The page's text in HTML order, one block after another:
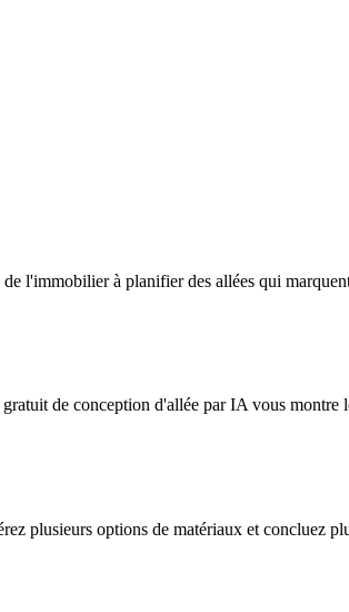
l'immobilier à planifier des allées qui
de conception d'allée par IA vous
plusieurs options de matériaux et concluez